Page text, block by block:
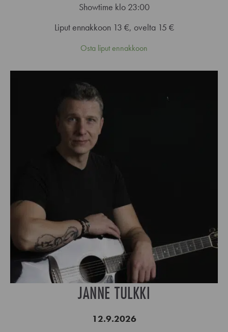
Showtime klo 23:00
Liput ennakkoon 13 €, ovelta 15 €
Osta liput ennakkoon
JANNE TULKKI
12.9.2026